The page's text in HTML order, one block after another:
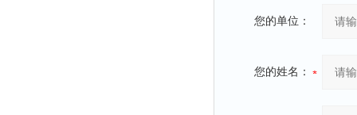
您的单位：
您的姓名：